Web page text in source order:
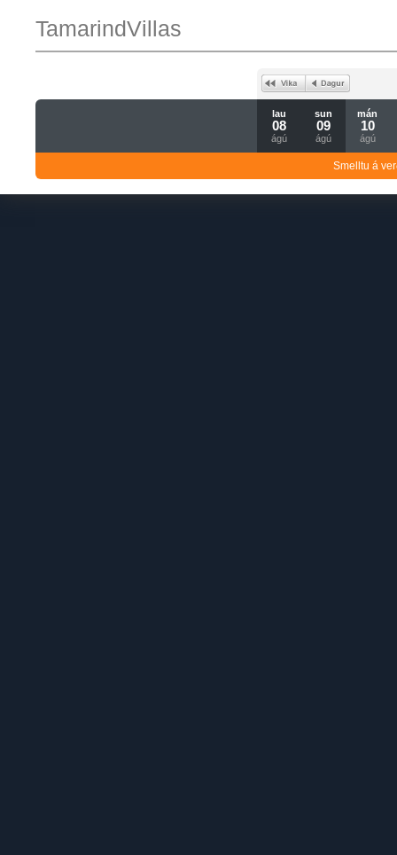
TamarindVillas
lau
08
ágú
sun
09
ágú
mán
10
ágú
Smelltu á